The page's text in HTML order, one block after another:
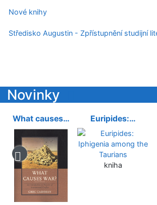
Nové knihy
Středisko Augustin - Zpřístupnění studijní
Novinky
What causes… Euripides:…
kniha